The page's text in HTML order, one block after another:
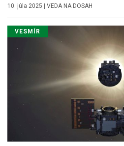
10. júla 2025 | VEDA NA DOSAH
VESMÍR